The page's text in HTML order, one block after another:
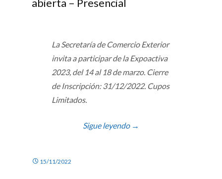
abierta – Presencial
La Secretaría de Comercio Exterior
invita a participar de la Expoactiva
2023, del 14 al 18 de marzo. Cierre
de Inscripción: 31/12/2022. Cupos
Limitados.
Sigue leyendo →
15/11/2022